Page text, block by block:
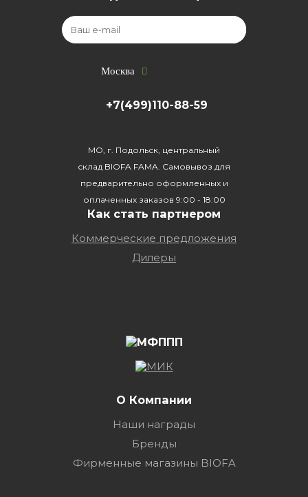
Москва
+7(499)110-88-59
МО, г. Подольск, центральный
склад BIOFA FAMA. Самовывоз для
предварительно оформленных и
оплаченных заказов 9:00 - 18:00
Как стать партнером
Коммерческие предложения
Дилеры
О Компании
Наши награды
Бренды
Фирменные магазины BIOFA